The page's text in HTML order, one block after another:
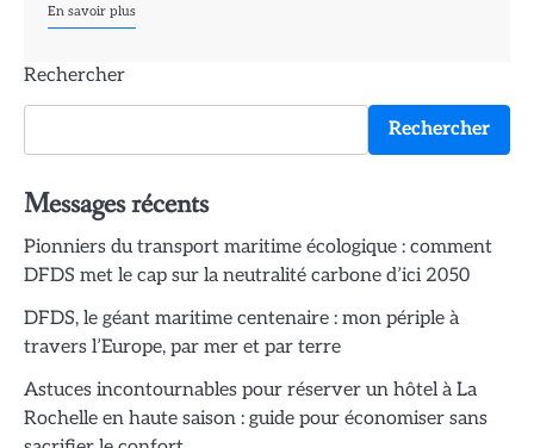
En savoir plus
Rechercher
Rechercher
Messages récents
Pionniers du transport maritime écologique : comment
DFDS met le cap sur la neutralité carbone d’ici 2050
DFDS, le géant maritime centenaire : mon périple à
travers l’Europe, par mer et par terre
Astuces incontournables pour réserver un hôtel à La
Rochelle en haute saison : guide pour économiser sans